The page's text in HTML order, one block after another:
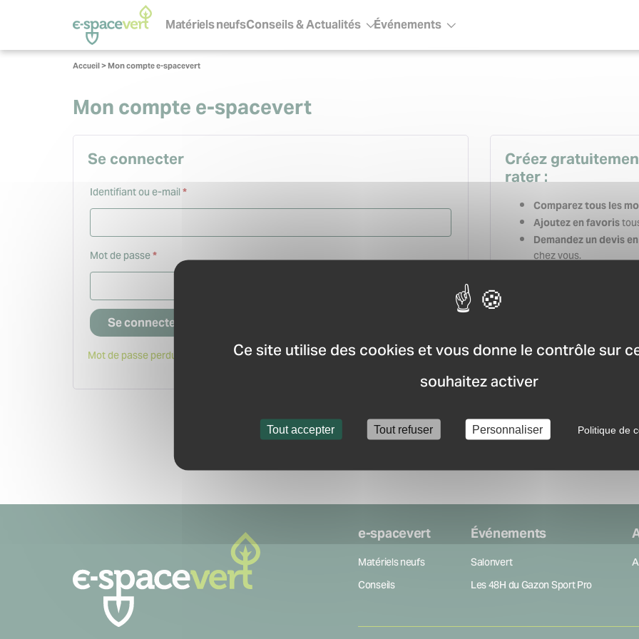
Panneau de gestion des cookies
Ce site utilise des cookies et vous donne le contrôle sur
souhaitez activer
Tout accepter Tout refuser Personnaliser Politique de
principale
Matériels neufsConseils & Actualités
Sous-menuÉvénementsSous-menu
Vous
Accueil>Mon compte e-spacevert
Mon compte e-spacevert
Se connecter
Identifiant ou e-mail *Obligatoire
Mot de passe*Obligatoire
Se connecter
Mot de passe perdu ?
Créez
rater :
Comparez tous les
Ajoutez en favoris
Demandez un devis
chez vous.
Gardez un
nouveauté du marché.
Créer mon compte
e-spacevert
Matériels neufs
Conseils
Événements
Salonvert
Les 48H du Gazon Sport Pro